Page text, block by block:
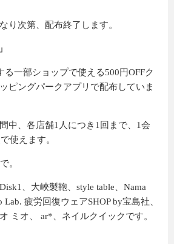
り次第、配布終了します。
る一部ショップで使える500円OFFク
ピングパークアプリで配布していま
中、各店舗1人につき1回まで、1会
使えます。
。
、大峽製鞄、style table、Nama
Lab. 疲労回復ウェアSHOP by宝島社、
ミオ、 ar*、ネイルクイックです。